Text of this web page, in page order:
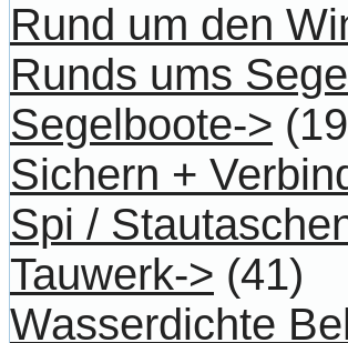
Rund um den
Runds ums
Segelboote->
Sichern +
Spi /
Tauwerk-> (41)
Wasserdichte